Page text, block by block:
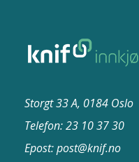
Storgt 33 A, 0184 Oslo
Telefon: 23 10 37​ 30
Epost: post@knif.no